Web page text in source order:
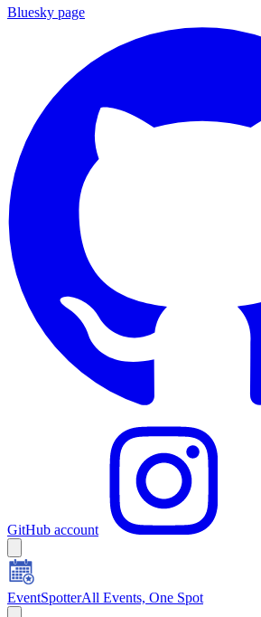
Bluesky page
GitHub account
EventSpotterAll Events, One Spot